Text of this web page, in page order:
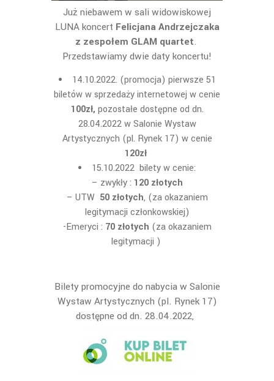
Już niebawem w sali widowiskowej
LUNA koncert Felicjana Andrzejczaka
z zespołem GLAM quartet.
Przedstawiamy dwie daty koncertu!
14.10.2022. (promocja) pierwsze 51
biletów w sprzedaży internetowej w cenie
100zł, pozostałe dostępne od dn.
28.04.2022 w Salonie Wystaw
Artystycznych (pl. Rynek 17) w cenie
120zł
15.10.2022 bilety w cenie:
– zwykły : 120 złotych
– UTW 50 złotych, (za okazaniem
legitymacji członkowskiej)
-Emeryci : 70 złotych (za okazaniem
legitymacji )
Bilety promocyjne do nabycia w Salonie
Wystaw Artystycznych (pl. Rynek 17)
dostępne od dn. 28.04.2022,